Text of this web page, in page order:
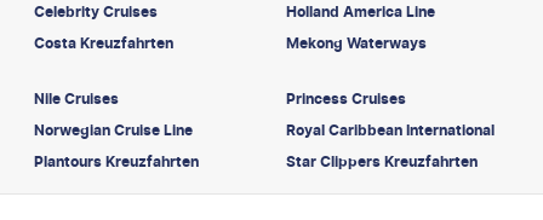
Celebrity Cruises
Costa Kreuzfahrten
Holland America Line
Mekong Waterways
Nile Cruises
Norwegian Cruise Line
Plantours Kreuzfahrten
Princess Cruises
Royal Caribbean International
Star Clippers Kreuzfahrten